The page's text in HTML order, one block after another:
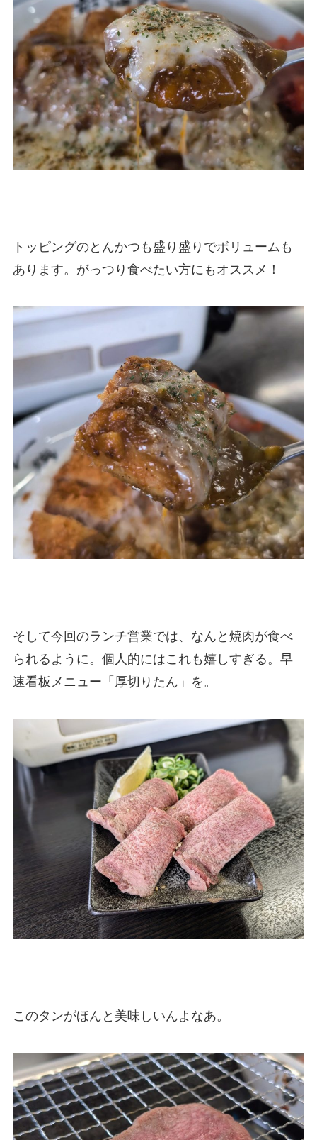
トッピングのとんかつも盛り盛りでボリュームも
あります。がっつり食べたい方にもオススメ！
そして今回のランチ営業では、なんと焼肉が食べ
られるように。個人的にはこれも嬉しすぎる。早
速看板メニュー「厚切りたん」を。
このタンがほんと美味しいんよなあ。